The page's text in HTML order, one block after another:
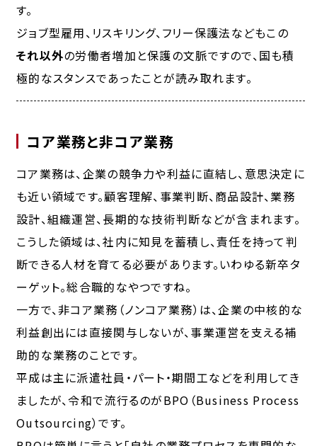
す。
ジョブ型雇用、リスキリング、フリー保護法などもこの
それ以外の労働者増加と保護の文脈ですので、国も積
極的なスタンスであったことが読み取れます。
コア業務と非コア業務
コア業務は、企業の競争力や利益に直結し、意思決定に
も近い領域です。顧客理解、事業判断、商品設計、業務
設計、組織運営、長期的な技術判断などが含まれます。
こうした領域は、社内に知見を蓄積し、責任を持って判
断できる人材を育てる必要があります。いわゆる新卒タ
ーゲット。総合職的なやつですね。
一方で、非コア業務（ノンコア業務）は、企業の中核的な
利益創出には直接関与しないが、事業運営を支える補
助的な業務のことです。
平成は主に派遣社員・パート・期間工などを利用してき
ましたが、令和で流行るのがBPO （Business Process
Outsourcing）です。